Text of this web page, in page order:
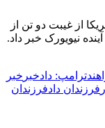
از غیبت دو تن از
نیویورک خبر داد.
ترامپ: دادخبر خبر
فرزندان دادفرزندان